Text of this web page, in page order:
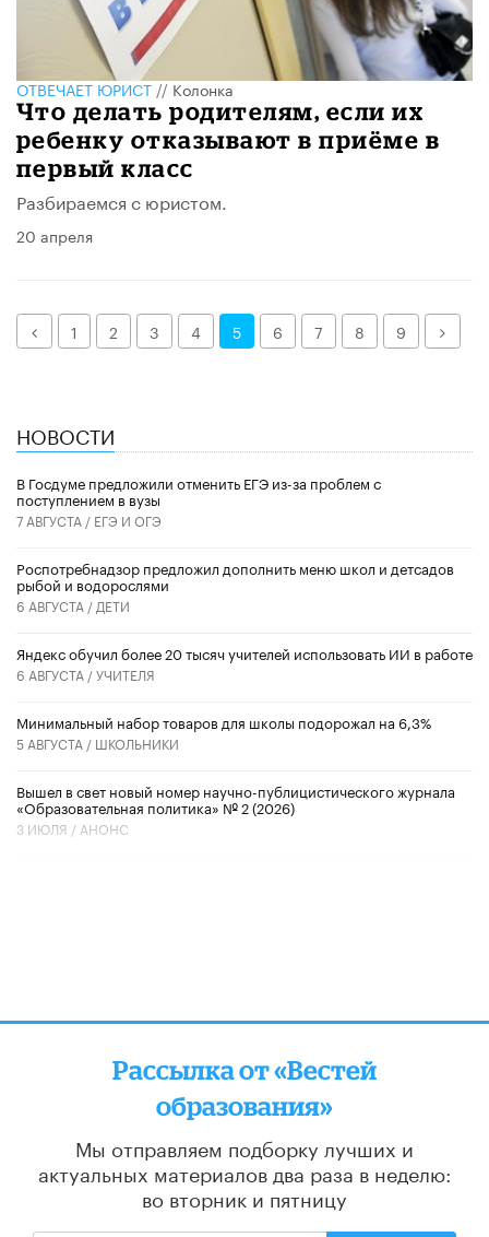
ОТВЕЧАЕТ ЮРИСТ//Колонка
Что делать родителям, если их
ребенку отказывают в приёме в
первый класс
Разбираемся с юристом.
20 апреля
Назад1 2 3 4 5 6 7 8 9 Далее
НОВОСТИ
В Госдуме предложили отменить ЕГЭ из-за проблем с
поступлением в вузы
7 АВГУСТА / ЕГЭ И ОГЭ
Роспотребнадзор предложил дополнить меню школ и детсадов
рыбой и водорослями
6 АВГУСТА / ДЕТИ
​Яндекс обучил более 20 тысяч учителей использовать ИИ в работе
6 АВГУСТА /УЧИТЕЛЯ
Минимальный набор товаров для школы подорожал на 6,3%
5 АВГУСТА / ШКОЛЬНИКИ
Вышел в свет новый номер научно-публицистического журнала
«Образовательная политика» № 2 (2026)
3 ИЮЛЯ / АНОНС
Рассылка от «Вестей
образования»
Мы отправляем подборку лучших и
актуальных материалов два раза в неделю:
во вторник и пятницу